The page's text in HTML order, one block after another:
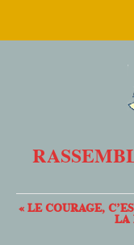
« LE COURAGE,
LA